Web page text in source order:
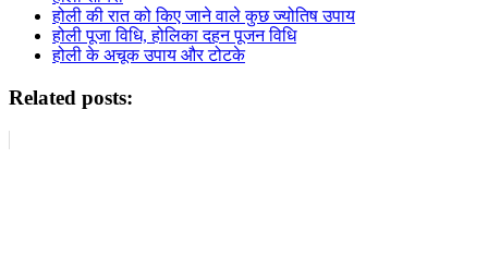
होली की रात को किए जाने वाले कुछ ज्योतिष उपाय
होली पूजा विधि, होलिका दहन पूजन विधि
होली के अचूक उपाय और टोटके
Related posts: